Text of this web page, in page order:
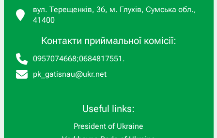
вул. Терещенків, 36, м. Глухів, Сумська обл.,
41400
Контакти приймальної комісії:
0957074668;0684817551 .
pk_gatisnau@ukr.net
Useful links:
President of Ukraine